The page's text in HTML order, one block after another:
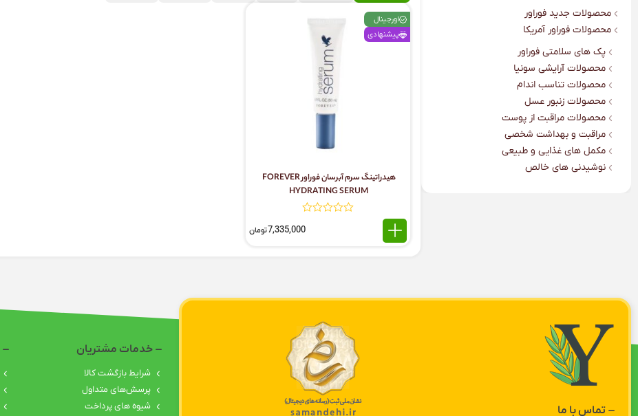
محصولات جدید فوراور
محصولات فوراور آمریکا
پک های سلامتی فوراور
محصولات آرایشی سونیا
محصولات تناسب اندام
محصولات زنبور عسل
محصولات مراقبت از پوست
مراقبت و بهداشت شخصی
مکمل‌ های غذایی و طبیعی
نوشیدنی‌ های خالص
اورجینال
پیشنهادی
هیدراتینگ سرم آبرسان فوراور FOREVER
HYDRATING SERUM
7,335,000تومان
تماس با ما
خدمات مشتریان
شرایط بازگشت کالا
پرسش‌های متداول
شیوه های پرداخت